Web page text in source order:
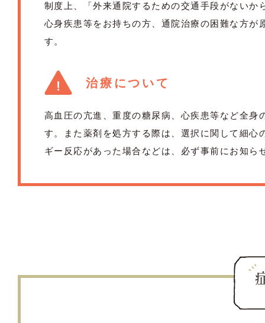
制度上、「外来通院するための交通手段がない
心身疾患等をお持ちの方、通院治療の困難な方
す。
治療について
高血圧の亢進、重度の糖尿病、心疾患等など全
す。また薬剤を処方する際は、選択に関して細
ギー反応があった場合などは、必ず事前にお知ら